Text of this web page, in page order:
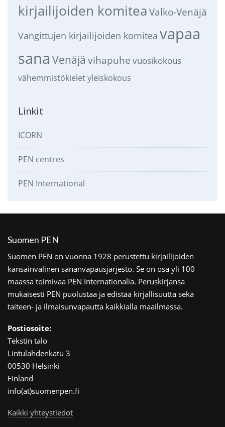
kirjailijoiden komitea Valko-Venäjä
Vangittujen kirjailijoiden komitea vapaa
sana Venäjä vihapuhe vuosikokous
vähemmistökieletyleiskokous
Linkit
ICORN
PEN centres
PEN International
Suomen PEN
Suomen PEN on vuonna 1928 perustettu kirjailijoiden
kansainvälinen sananvapausjärjestö. Se on osa yli 100
maassa toimivaa PEN Internationalia. Peruskirjansa
mukaisesti PEN puolustaa ja edistää kirjallisuutta sekä
taiteen- ja ilmaisunvapautta kaikkialla maailmassa.
Postiosoite:
Tekstin talo
Lintulahdenkatu 3
00530 Helsinki
Finland
info(at)suomenpen.fi
Kaikki yhteystiedot